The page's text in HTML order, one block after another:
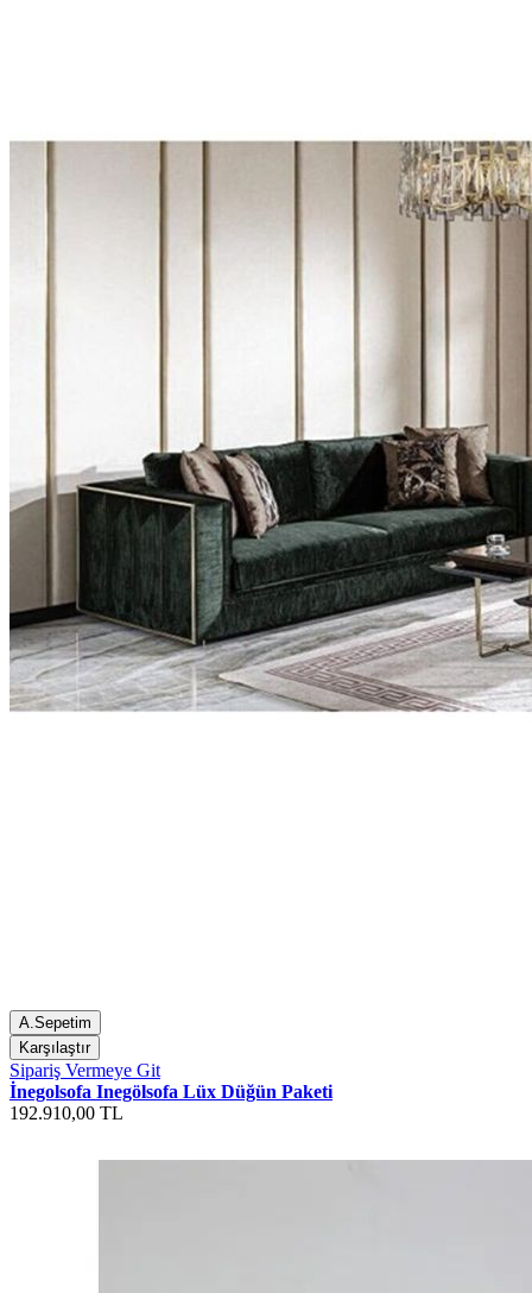
A.Sepetim
Karşılaştır
Sipariş Vermeye Git
İnegolsofa Inegölsofa Lüx Düğün Paketi
192.910,00 TL